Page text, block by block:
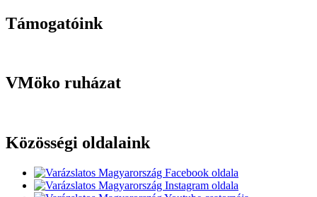
Támogatóink
VMöko ruházat
Közösségi oldalaink